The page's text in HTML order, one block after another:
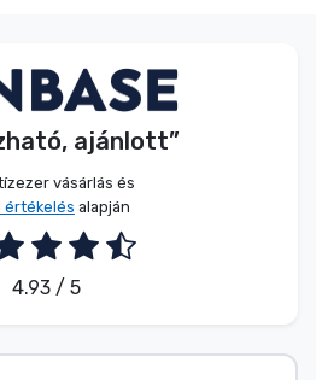
ajánlott”
vásárlás és
értékelés alapján
4.93 / 5